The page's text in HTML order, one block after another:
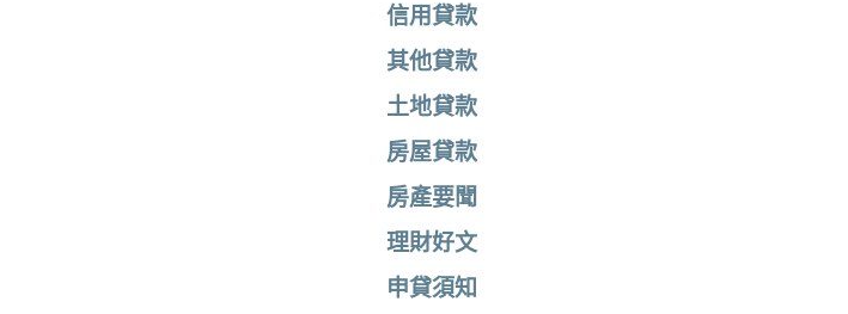
信用貸款
其他貸款
土地貸款
房屋貸款
房產要聞
理財好文
申貸須知